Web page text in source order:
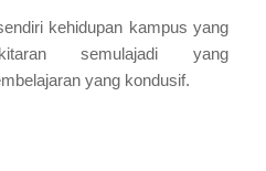
kehidupan kampus yang
semulajadi yang
yang kondusif.